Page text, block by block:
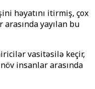
həyatını itirmiş, çox
yayılan bu
vasitəsilə keçir,
insanlar arasında